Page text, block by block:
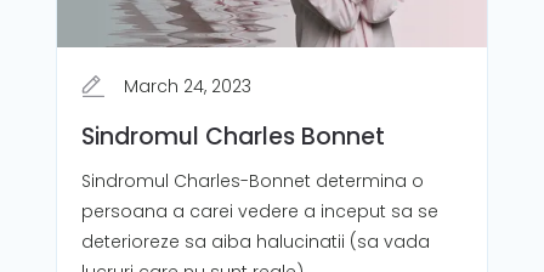
March 24, 2023
Sindromul Charles Bonnet
Sindromul Charles-Bonnet determina o
persoana a carei vedere a inceput sa se
deterioreze sa aiba halucinatii (sa vada